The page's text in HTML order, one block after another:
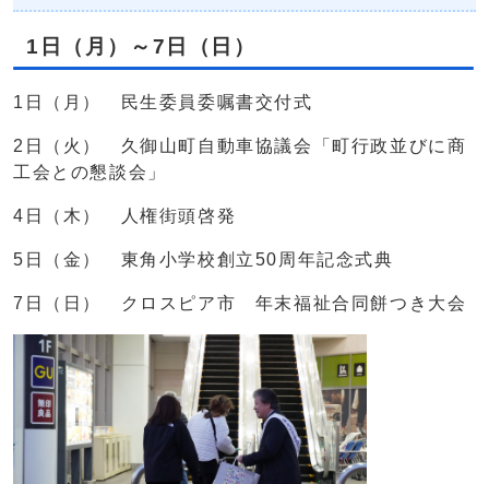
1日（月）～7日（日）
1日（月） 民生委員委嘱書交付式
2日（火） 久御山町自動車協議会「町行政並びに商
工会との懇談会」
4日（木） 人権街頭啓発
5日（金） 東角小学校創立50周年記念式典
7日（日） クロスピア市 年末福祉合同餅つき大会